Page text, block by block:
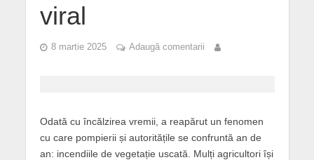
viral
8 martie 2025 Adaugă comentarii
Odată cu încălzirea vremii, a reapărut un fenomen
cu care pompierii și autoritățile se confruntă an de
an: incendiile de vegetație uscată. Mulți agricultori își